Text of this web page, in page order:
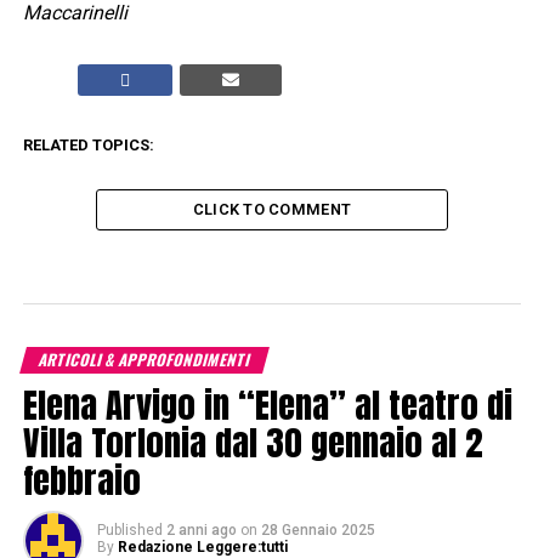
Maccarinelli
RELATED TOPICS:
CLICK TO COMMENT
ARTICOLI & APPROFONDIMENTI
Elena Arvigo in “Elena” al teatro di
Villa Torlonia dal 30 gennaio al 2
febbraio
Published 2 anni ago on 28 Gennaio 2025
By Redazione Leggere:tutti